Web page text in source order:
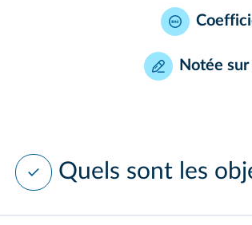
Notée sur
Quels sont les